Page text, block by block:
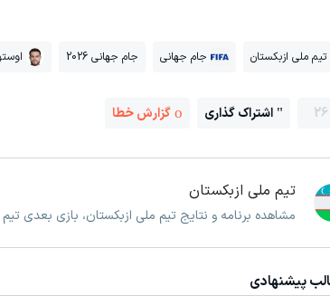
تیم ملی ازبکستان جام جهانی جام جهانی 2026
26 اشتراک گذاری گزارش خطا
تیم ملی ازبکستان
مشاهده برنامه و نتایج تیم ملی ازبکستان، بازی بعدی
پیشنهادی